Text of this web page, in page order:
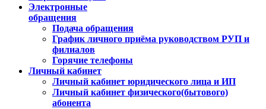
Электронные
обращения
Подача обращения
График личного приёма руководством РУП и
филиалов
Горячие телефоны
Личный кабинет
Личный кабинет юридического лица и ИП
Личный кабинет физического(бытового)
абонента